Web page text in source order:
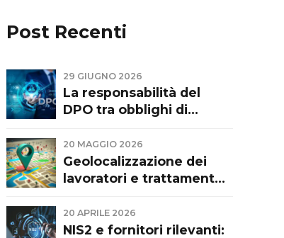
Post Recenti
29 GIUGNO 2026
La responsabilità del
DPO tra obblighi di
indipendenza e limiti
funzionali. Commento a
sentenza del Tribunale di
20 MAGGIO 2026
Geolocalizzazione dei
lavoratori e trattamento
evoluzione normativa e
recente giurisprudenza.
20 APRILE 2026
NIS2 e fornitori rilevanti: